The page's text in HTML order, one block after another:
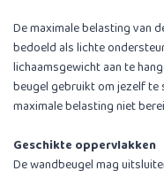
De maximale belasting van
bedoeld als lichte
lichaamsgewicht aan te
beugel gebruikt om jezelf
maximale belasting niet
Geschikte oppervlakken
De wandbeugel mag